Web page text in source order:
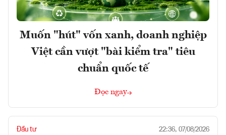
Muốn "hút" vốn xanh, doanh nghiệp
Việt cần vượt "bài kiểm tra" tiêu
chuẩn quốc tế
Đọc ngay
Đầu tư 22:36, 07/08/2026